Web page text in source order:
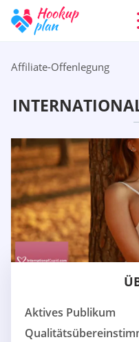
Affiliate-Offenlegung
Aktives Publikum